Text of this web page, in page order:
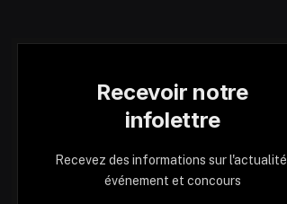
Recevoir notre
infolettre
Recevez des informations sur l'actualité,
événement et concours